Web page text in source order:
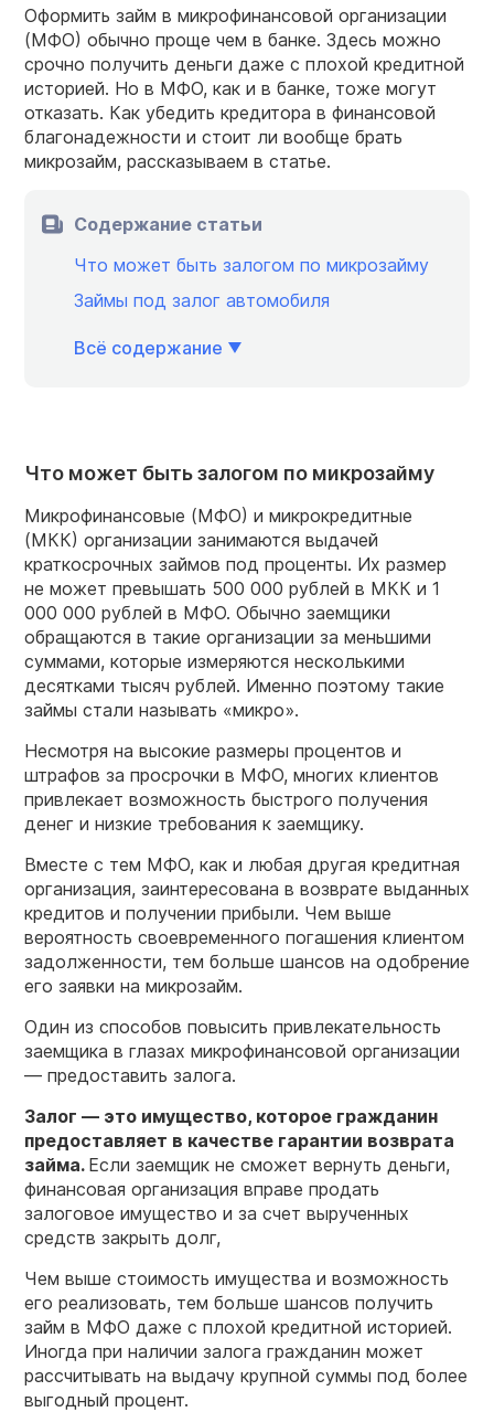
Оформить займ в микрофинансовой организации
(МФО) обычно проще чем в банке. Здесь можно
срочно получить деньги даже с плохой кредитной
историей. Но в МФО, как и в банке, тоже могут
отказать. Как убедить кредитора в финансовой
благонадежности и стоит ли вообще брать
микрозайм, рассказываем в статье.
Содержание статьи
Что может быть залогом по микрозайму
Займы под залог автомобиля
Всё содержание
Что может быть залогом по микрозайму
Микрофинансовые (МФО) и микрокредитные
(МКК) организации занимаются выдачей
краткосрочных займов под проценты. Их размер
не может превышать 500 000 рублей в МКК и 1
000 000 рублей в МФО. Обычно заемщики
обращаются в такие организации за меньшими
суммами, которые измеряются несколькими
десятками тысяч рублей. Именно поэтому такие
займы стали называть «микро».
Несмотря на высокие размеры процентов и
штрафов за просрочки в МФО, многих клиентов
привлекает возможность быстрого получения
денег и низкие требования к заемщику.
Вместе с тем МФО, как и любая другая кредитная
организация, заинтересована в возврате выданных
кредитов и получении прибыли. Чем выше
вероятность своевременного погашения клиентом
задолженности, тем больше шансов на одобрение
его заявки на микрозайм.
Один из способов повысить привлекательность
заемщика в глазах микрофинансовой организации
— предоставить залога.
Залог — это имущество, которое гражданин
предоставляет в качестве гарантии возврата
займа. Если заемщик не сможет вернуть деньги,
финансовая организация вправе продать
залоговое имущество и за счет вырученных
средств закрыть долг,
Чем выше стоимость имущества и возможность
его реализовать, тем больше шансов получить
займ в МФО даже с плохой кредитной историей.
Иногда при наличии залога гражданин может
рассчитывать на выдачу крупной суммы под более
выгодный процент.